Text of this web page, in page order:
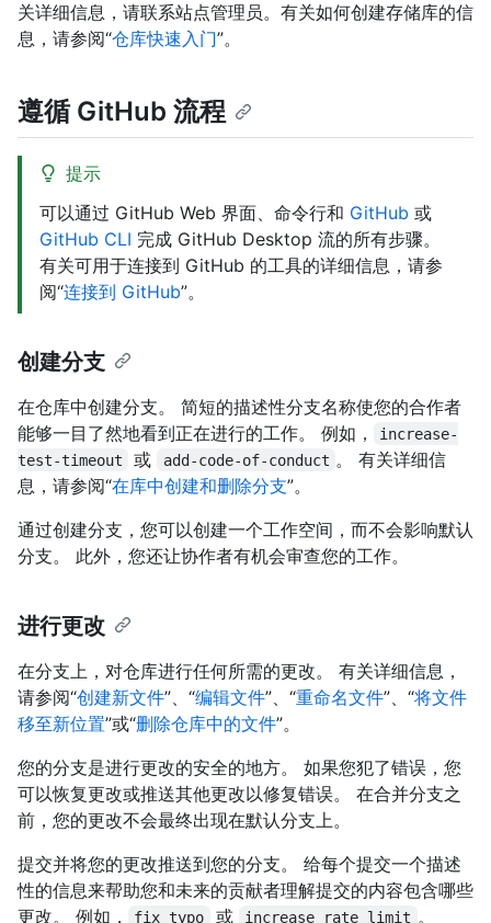
关详细信息，请联系站点管理员。有关如何创建存储库的信
息，请参阅“仓库快速入门”。
遵循 GitHub 流程
提示
可以通过 GitHub Web 界面、命令行和 GitHub 或
GitHub CLI 完成 GitHub Desktop 流的所有步骤。
有关可用于连接到 GitHub 的工具的详细信息，请参
阅“连接到 GitHub”。
创建分支
在仓库中创建分支。 简短的描述性分支名称使您的合作者
能够一目了然地看到正在进行的工作。 例如，
increase-
test-timeout
或 add-code-of-conduct 。 有关详细信
息，请参阅“在库中创建和删除分支”。
通过创建分支，您可以创建一个工作空间，而不会影响默认
分支。 此外，您还让协作者有机会审查您的工作。
进行更改
在分支上，对仓库进行任何所需的更改。 有关详细信息，
请参阅“创建新文件”、“编辑文件”、“重命名文件”、“将文件
移至新位置”或“删除仓库中的文件”。
您的分支是进行更改的安全的地方。 如果您犯了错误，您
可以恢复更改或推送其他更改以修复错误。 在合并分支之
前，您的更改不会最终出现在默认分支上。
提交并将您的更改推送到您的分支。 给每个提交一个描述
性的信息来帮助您和未来的贡献者理解提交的内容包含哪些
更改。 例如，
fix typo 或 increase rate limit 。